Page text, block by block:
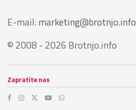
E-mail: marketing@brotnjo.info
© 2008 - 2026 Brotnjo.info
Zapratite nas